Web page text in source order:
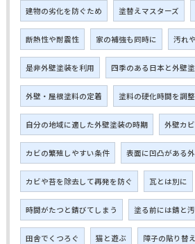
建物の劣化を防ぐため 塗替えマスターズ
断熱性や耐震性 家の補強も同時に 汚れ
是非外壁塗装を利用 四季のある日本と外壁
外壁・屋根塗料の定着 塗料の硬化時間を調整
自分の地域に適した外壁塗装の時期 外壁カ
カビの繁殖しやすい条件 表面に凹凸がある
カビや苔を除去して再発を防ぐ 瓦とは別に
時間がたつと錆びてしまう 塗る前には錆と
田舎でくつろぐ 猫と遊ぶ 障子の貼り替え